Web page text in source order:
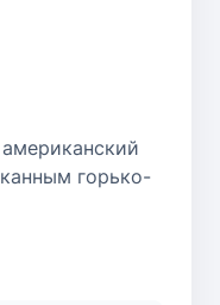
горько-